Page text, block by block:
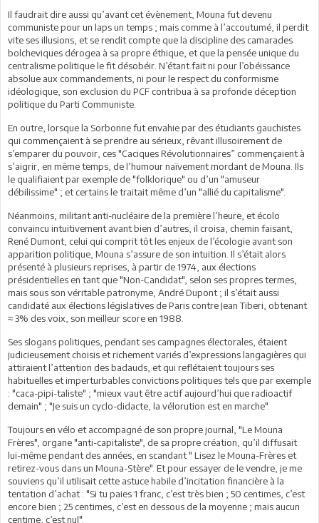
Il faudrait dire aussi qu’avant cet évènement, Mouna fut devenu
communiste pour un laps un temps ; mais comme à l’accoutumé, il perdit
vite ses illusions, et se rendit compte que la discipline des camarades
bolcheviques dérogea à sa propre éthique, et que la pensée unique du
centralisme politique le fit désobéir. N’étant fait ni pour l’obéissance
absolue aux commandements, ni pour le respect du conformisme
idéologique, son exclusion du PCF contribua à sa profonde déception
politique du Parti Communiste.
En outre, lorsque la Sorbonne fut envahie par des étudiants gauchistes
qui commençaient à se prendre au sérieux, rêvant illusoirement de
s’emparer du pouvoir, ces "Caciques Révolutionnaires” commençaient à
s’aigrir, en même temps, de l’humour naïvement mordant de Mouna. Ils
le qualifiaient par exemple de "folklorique" ou d’un "amuseur
débilissime" ; et certains le traitait même d’un "allié du capitalisme".
Néanmoins, militant anti-nucléaire de la première l’heure, et écolo
convaincu intuitivement avant bien d’autres, il croisa, chemin faisant,
René Dumont, celui qui comprit tôt les enjeux de l’écologie avant son
apparition politique, Mouna s’assure de son intuition. Il s’était alors
présenté à plusieurs reprises, à partir de 1974, aux élections
présidentielles en tant que "Non-Candidat", selon ses propres termes,
mais sous son véritable patronyme, André Dupont ; il s’était aussi
candidaté aux élections législatives de Paris contre Jean Tiberi, obtenant
≈ 3% des voix, son meilleur score en 1988.
Ses slogans politiques, pendant ses campagnes électorales, étaient
judicieusement choisis et richement variés d’expressions langagières qui
attiraient l’attention des badauds, et qui reflétaient toujours ses
habituelles et imperturbables convictions politiques tels que par exemple
: "caca-pipi-taliste" ; "mieux vaut être actif aujourd’hui que radioactif
demain" ; "Je suis un cyclo-didacte, la vélorution est en marche".
Toujours en vélo et accompagné de son propre journal, "Le Mouna
Frères", organe "anti-capitaliste", de sa propre création, qu’il diffusait
lui-même pendant des années, en scandant " Lisez le Mouna-Frères et
retirez-vous dans un Mouna-Stère". Et pour essayer de le vendre, je me
souviens qu’il utilisait cette astuce habile d’incitation financière à la
tentation d’achat : "Si tu paies 1 franc, c’est très bien ; 50 centimes, c’est
encore bien ; 25 centimes, c’est en dessous de la moyenne ; mais aucun
centime, c’est nul".